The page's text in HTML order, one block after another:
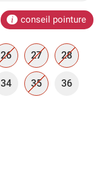
conseil pointure
26 27 28
34 35 36